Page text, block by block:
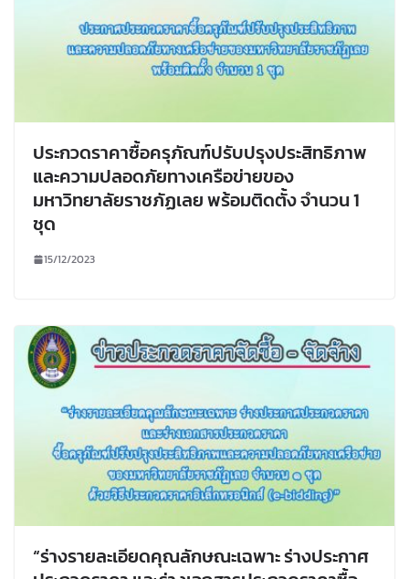
ประกวดราคาซื้อครุภัณฑ์ปรับปรุงประสิทธิภาพ
และความปลอดภัยทางเครือข่ายของ
มหาวิทยาลัยราชภัฏเลย พร้อมติดตั้ง จำนวน 1
ชุด
15/12/2023
“ร่างรายละเอียดคุณลักษณะเฉพาะ ร่างประกาศ